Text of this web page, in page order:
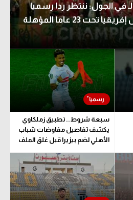
في الجول: ننتظر ردا رسميا
بشأن استضافة كأس إفريقيا تحت 23 عاما المؤهلة
سبعة شروط.. تطبيق زملكاوي
يكشف تفاصيل مفاوضات شباب
الأهلي لضم بيزيرا قبل غلق الملف